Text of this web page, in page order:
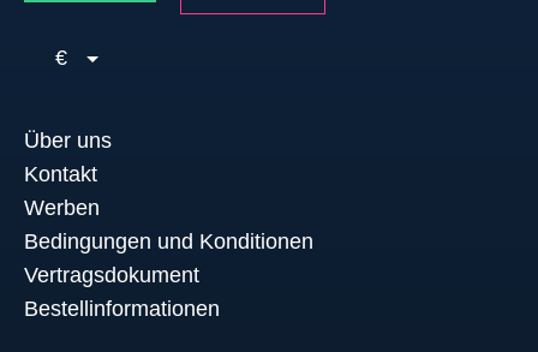
€
Über uns
Kontakt
Werben
Bedingungen und Konditionen
Vertragsdokument
Bestellinformationen